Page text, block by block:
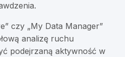
czy „My Data Manager”
analizę ruchu
podejrzaną aktywność w